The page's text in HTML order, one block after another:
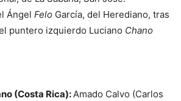
Ángel Felo García, del Herediano, tras
puntero izquierdo Luciano Chano
(Costa Rica):Amado Calvo (Carlos